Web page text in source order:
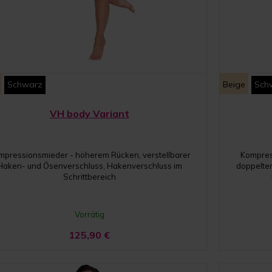
Schwarz
VH body Variant
- höherem Rücken, verstellbarer
und Ösenverschluss, Hakenverschluss im
Schrittbereich
Vorrätig
125,90 €
Beige